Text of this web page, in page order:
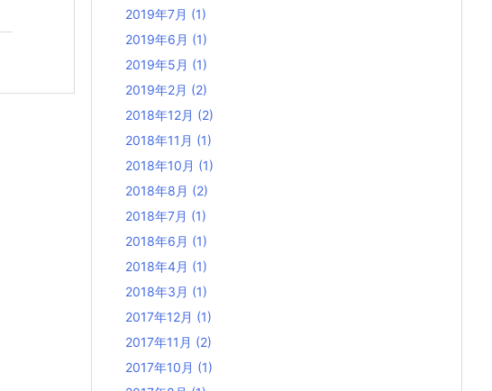
2019年7月 (1)
2019年6月 (1)
2019年5月 (1)
2019年2月 (2)
2018年12月 (2)
2018年11月 (1)
2018年10月 (1)
2018年8月 (2)
2018年7月 (1)
2018年6月 (1)
2018年4月 (1)
2018年3月 (1)
2017年12月 (1)
2017年11月 (2)
2017年10月 (1)